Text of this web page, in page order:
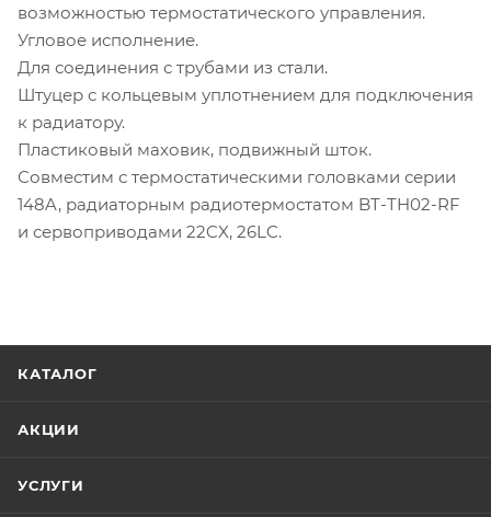
возможностью термостатического управления.
Угловое исполнение.
Для соединения с трубами из стали.
Штуцер с кольцевым уплотнением для подключения
к радиатору.
Пластиковый маховик, подвижный шток.
Совместим с термостатическими головками серии
148A, радиаторным радиотермостатом BT-TH02-RF
и сервоприводами 22CX, 26LC.
КАТАЛОГ
АКЦИИ
УСЛУГИ